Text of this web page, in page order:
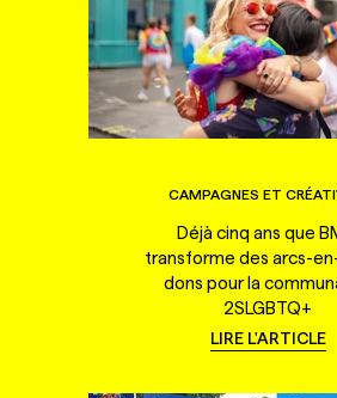
CAMPAGNES ET
Déjà cinq ans que
transforme des arcs-
dons pour la
2SLGBTQ+
LIRE L'ARTICLE